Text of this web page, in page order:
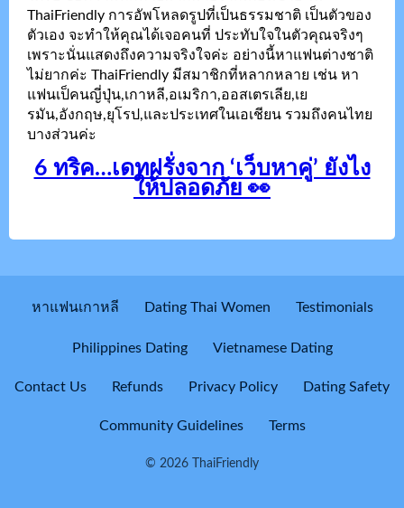
ThaiFriendly การอัพโหลดรูปที่เป็นธรรมชาติ เป็นตัวของ
ตัวเอง จะทำให้คุณได้เจอคนที่ ประทับใจในตัวคุณจริงๆ
เพราะนั่นแสดงถึงความจริงใจค่ะ อย่างนี้หาแฟนต่างชาติ
ไม่ยากค่ะ ThaiFriendly มีสมาชิกที่หลากหลาย เช่น หา
แฟนเป็คนญี่ปุ่น,เกาหลี,อเมริกา,ออสเตรเลีย,เย
รมัน,อังกฤษ,ยุโรป,และประเทศในเอเชียน รวมถึงคนไทย
บางส่วนค่ะ
6 ทริค…เดทฝรั่งจาก ‘เว็บหาคู่’ ยังไง
ให้ปลอดภัย 👀
หาแฟนเกาหลี Dating Thai Women Testimonials
Philippines Dating Vietnamese Dating
Contact Us Refunds Privacy Policy Dating Safety
Community Guidelines Terms
© 2026 ThaiFriendly